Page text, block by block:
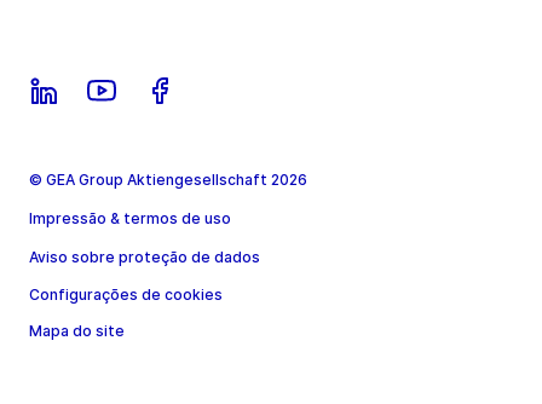
© GEA Group Aktiengesellschaft 2026
Impressão & termos de uso
Aviso sobre proteção de dados
Configurações de cookies
Mapa do site